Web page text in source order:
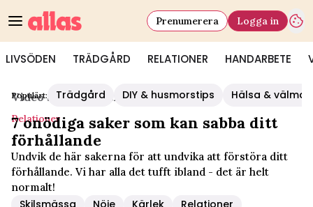
LIVSÖDEN TRÄDGÅRD RELATIONER HANDARBETE
Prenumerera Logga in
Populärt: Trädgård DIY & husmorstips Hälsa &
Video Start/Relationer
Relationer
7 onödiga saker som kan sabba ditt
förhållande
Undvik de här sakerna för att undvika att förstöra ditt
förhållande. Vi har alla det tufft ibland - det är helt
normalt!
Skilsmässa Nöje Kärlek
Relationer